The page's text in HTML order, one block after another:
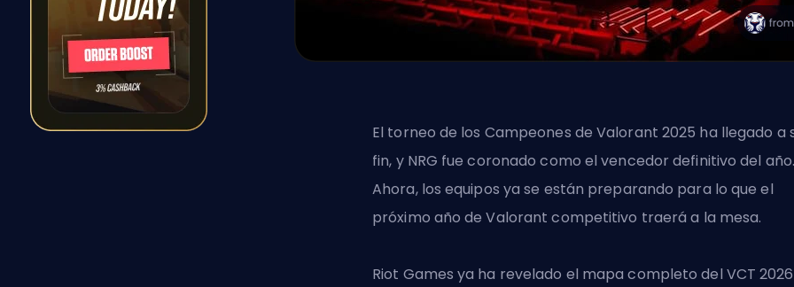
El torneo de los Campeones de Valorant 2025 ha llegado a
fin, y NRG fue coronado como el vencedor definitivo del
Ahora, los equipos ya se están preparando para lo que el
próximo año de Valorant competitivo traerá a la mesa.
Riot Games ya ha revelado el mapa completo del VCT